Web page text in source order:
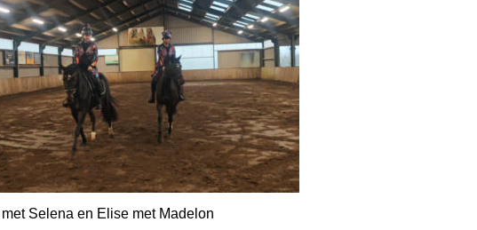
met Selena en Elise met Madelon